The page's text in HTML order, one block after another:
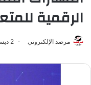
الرقمية
مرصد الإلكتروني 2 ديسمبر، 2025